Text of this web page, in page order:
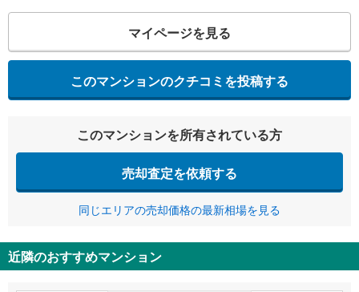
マイページを見る
このマンションのクチコミを投稿する
このマンションを所有されている方
売却査定を依頼する
同じエリアの売却価格の最新相場を見る
近隣のおすすめマンション